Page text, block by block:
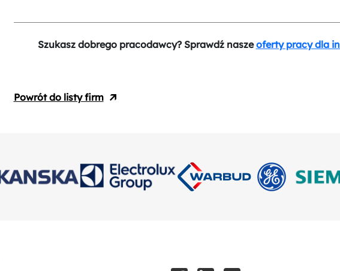
Szukasz dobrego pracodawcy? Sprawdź naszeoferty pracy dla
Powrót do listy firm